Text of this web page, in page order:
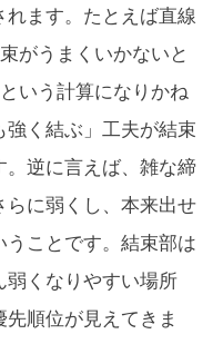
れます。たとえば直線
がうまくいかないと
いう計算になりかね
強く結ぶ」工夫が結束
逆に言えば、雑な締
に弱くし、本来出せ
うことです。結束部は
弱くなりやすい場所
順位が見えてきま